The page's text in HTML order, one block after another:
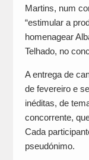
Martins, num
“estimular a
homenagear
Telhado, no
A entrega de
de fevereiro e
inéditas, de
concorrente,
Cada
pseudónimo.